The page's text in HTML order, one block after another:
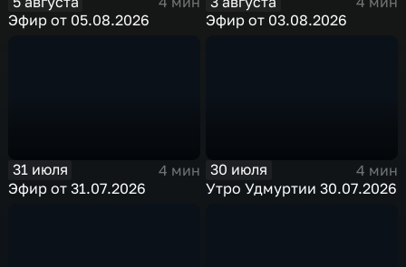
Эфир от 05.08.2026
Эфир от 03.08.2026
31 июля
4 мин
Эфир от 31.07.2026
30 июля
4 мин
Утро Удмуртии 30.07.2026